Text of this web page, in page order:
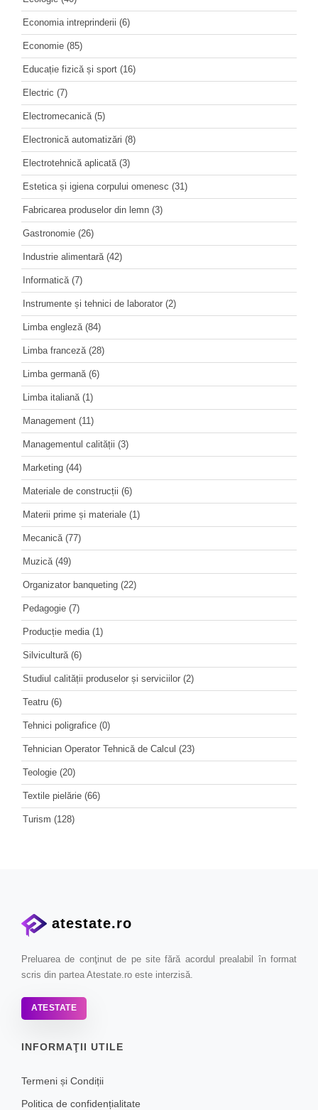
Economia intreprinderii (6)
Economie (85)
Educație fizică și sport (16)
Electric (7)
Electromecanică(5)
Electronică automatizări (8)
Electrotehnică aplicată(3)
Estetica și igiena corpului omenesc (31)
Fabricarea produselor din lemn (3)
Gastronomie (26)
Industrie alimentară(42)
Informatică(7)
Instrumente și tehnici de laborator (2)
Limba engleză(84)
Limba franceză(28)
Limba germană(6)
Limba italiană(1)
Management (11)
Managementul calității (3)
Marketing (44)
Materiale de construcții (6)
Materii prime și materiale (1)
Mecanică(77)
Muzică(49)
Organizator banqueting (22)
Pedagogie (7)
Producție media(1)
Silvicultură(6)
Studiul calității produselor și serviciilor (2)
Teatru (6)
Tehnici poligrafice (0)
Tehnician Operator Tehnică de Calcul (23)
Teologie (20)
Textile pielărie (66)
Turism (128)
atestate.ro
Preluarea de conţinut de pe site fără acordul prealabil în format
scris din partea Atestate.ro este interzisă.
ATESTATE
INFORMAŢII UTILE
Termeni și Condiții
Politica de confidențialitate